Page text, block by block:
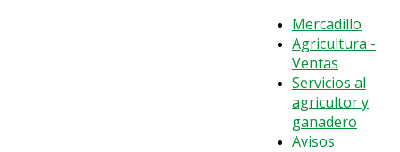
Mercadillo
Agricultura -
Ventas
Servicios al
agricultor y
ganadero
Avisos